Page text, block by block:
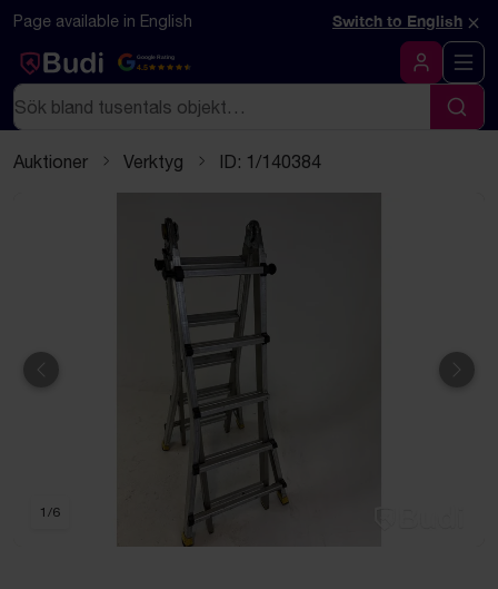
Hoppa till innehåll
Textbaserad (markdown) version av denna sida
Page available in English Switch to English ×
Google Rating
4.5
Logga in
Sök
Sök
Auktioner Verktyg ID: 1/140384
Föregående
1 /6